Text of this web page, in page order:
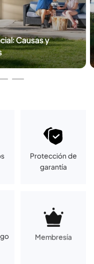
Causas y
Protección de
garantía
Membresía